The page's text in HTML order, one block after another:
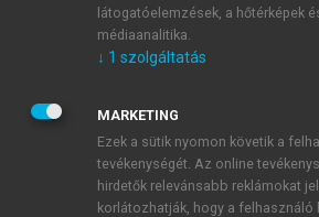
JELSZÓ
JELSZÓ ÚJRA
látogatóelemzések, a hőtérképek
médiaanalitika.
↓ 1 szolgáltatás
MARKETING
Ezek a sütik nyomon követik a
tevékenységét. Az online
hirdetők relevánsabb reklámokat
korlátozhatják, hogy a felhasználó